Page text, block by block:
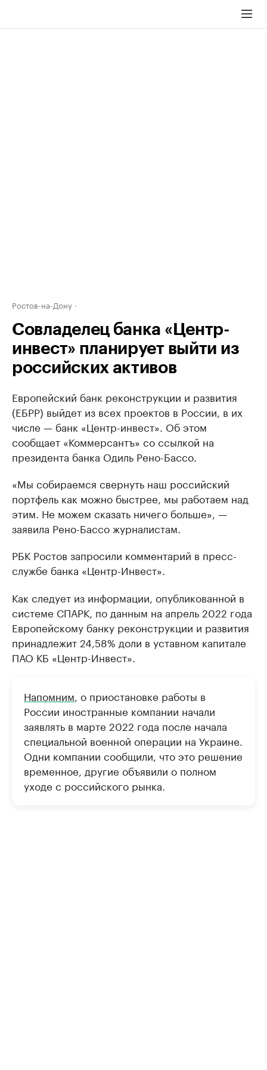
Ростов-на-Дону
Совладелец банка «Центр-
инвест» планирует выйти из
российских активов
Европейский банк реконструкции и развития
(ЕБРР) выйдет из всех проектов в России, в их
числе — банк «Центр-инвест». Об этом
сообщает «Коммерсантъ» со ссылкой на
президента банка Одиль Рено-Бассо.
«Мы собираемся свернуть наш российский
портфель как можно быстрее, мы работаем над
этим. Не можем сказать ничего больше», —
заявила Рено-Бассо журналистам.
РБК Ростов запросили комментарий в пресс-
службе банка «Центр-Инвест».
Как следует из информации, опубликованной в
системе СПАРК, по данным на апрель 2022 года
Европейскому банку реконструкции и развития
принадлежит 24,58% доли в уставном капитале
ПАО КБ «Центр-Инвест».
Напомним , о приостановке работы в
России иностранные компании начали
заявлять в марте 2022 года после начала
специальной военной операции на Украине.
Одни компании сообщили, что это решение
временное, другие объявили о полном
уходе с российского рынка.